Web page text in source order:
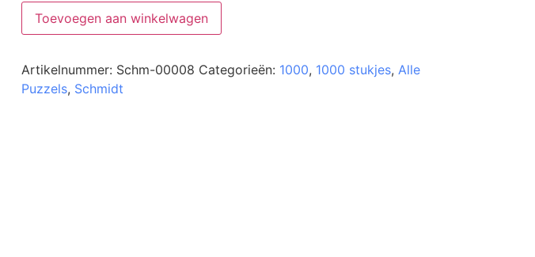
Toevoegen aan winkelwagen
Artikelnummer: Schm-00008 Categorieën: 1000, 1000 stukjes, Alle
Puzzels, Schmidt